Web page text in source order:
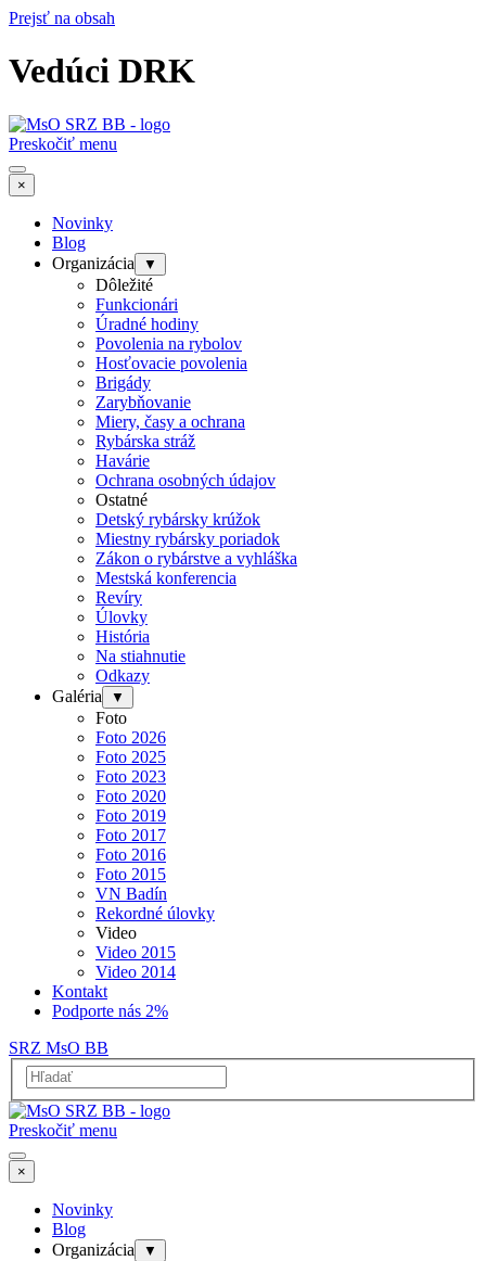
Prejsť na obsah
Vedúci DRK
Preskočiť menu
×
Novinky
Blog
Organizácia
▼
Dôležité
Funkcionári
Úradné hodiny
Povolenia na rybolov
Hosťovacie povolenia
Brigády
Zarybňovanie
Miery, časy a ochrana
Rybárska stráž
Havárie
Ochrana osobných údajov
Ostatné
Detský rybársky krúžok
Miestny rybársky poriadok
Zákon o rybárstve a vyhláška
Mestská konferencia
Revíry
Úlovky
História
Na stiahnutie
Odkazy
Galéria
▼
Foto
Foto 2026
Foto 2025
Foto 2023
Foto 2020
Foto 2019
Foto 2017
Foto 2016
Foto 2015
VN Badín
Rekordné úlovky
Video
Video 2015
Video 2014
Kontakt
Podporte nás 2%
SRZ MsO BB
Preskočiť menu
×
Novinky
Blog
Organizácia
▼